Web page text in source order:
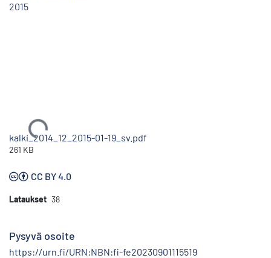
2015
Ladataan...
kalki_2014_12_2015-01-19_sv.pdf
261 KB
CC BY 4.0
Lataukset 38
Pysyvä osoite
https://urn.fi/URN:NBN:fi-fe20230901115519